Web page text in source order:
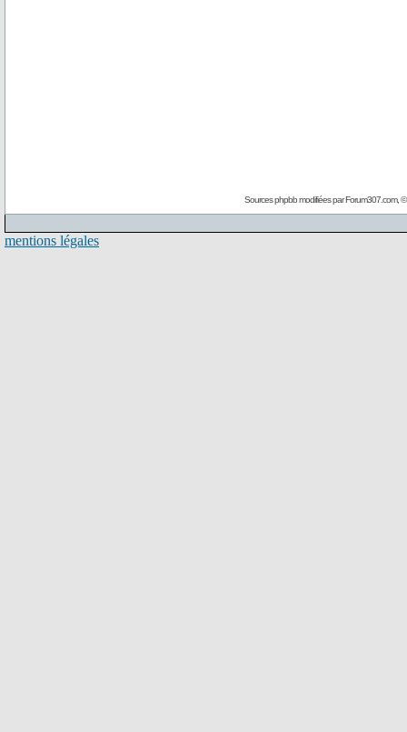
Sources phpbb modifiées parForum307.com, ©
mentions légales